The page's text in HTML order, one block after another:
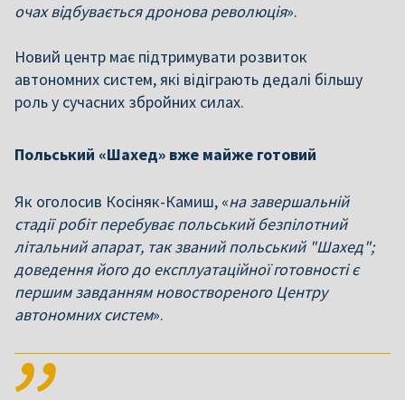
очах відбувається дронова революція».
Новий центр має підтримувати розвиток
автономних систем, які відіграють дедалі більшу
роль у сучасних збройних силах.
Польський «Шахед» вже майже готовий
Як оголосив Косіняк-Камиш, «на завершальній
стадії робіт перебуває польський безпілотний
літальний апарат, так званий польський "Шахед";
доведення його до експлуатаційної готовності є
першим завданням новоствореного Центру
автономних систем».